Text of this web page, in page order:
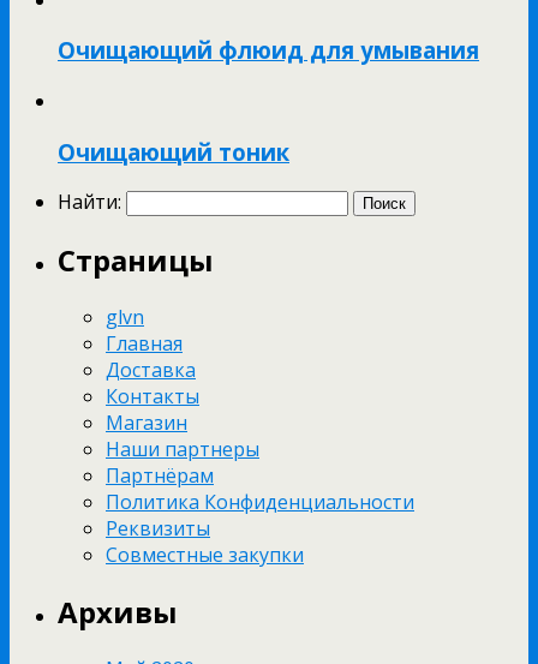
Очищающий флюид для умывания
Очищающий тоник
Найти:
Страницы
glvn
Главная
Доставка
Контакты
Магазин
Наши партнеры
Партнёрам
Политика Конфиденциальности
Реквизиты
Совместные закупки
Архивы